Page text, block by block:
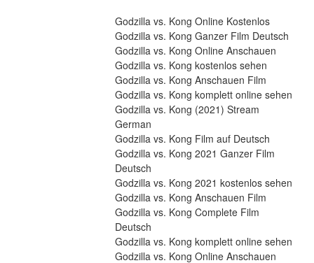
Godzilla vs. Kong Online Kostenlos
Godzilla vs. Kong Ganzer Film Deutsch
Godzilla vs. Kong Online Anschauen
Godzilla vs. Kong kostenlos sehen
Godzilla vs. Kong Anschauen Film
Godzilla vs. Kong komplett online sehen
Godzilla vs. Kong (2021) Stream
German
Godzilla vs. Kong Film auf Deutsch
Godzilla vs. Kong 2021 Ganzer Film
Deutsch
Godzilla vs. Kong 2021 kostenlos sehen
Godzilla vs. Kong Anschauen Film
Godzilla vs. Kong Complete Film
Deutsch
Godzilla vs. Kong komplett online sehen
Godzilla vs. Kong Online Anschauen